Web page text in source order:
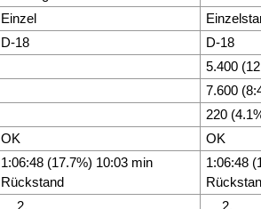
Einzel
D-18
D-18
5.400
7.600
220
OK
OK
1:06:48 (17.7%) 10:03 min
Rückstand
1:06:48
2.
2.